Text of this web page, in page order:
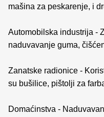
mašina za peskarenje, i
Automobilska industrija -
naduvavanje guma,
Zanatske radionice -
su bušilice, pištolji za
Domaćinstva -